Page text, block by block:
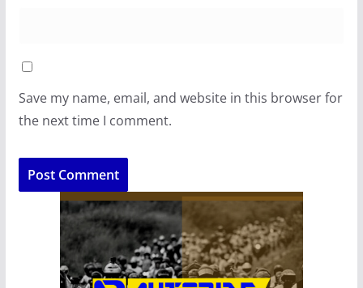
Save my name, email, and website in this browser for
the next time I comment.